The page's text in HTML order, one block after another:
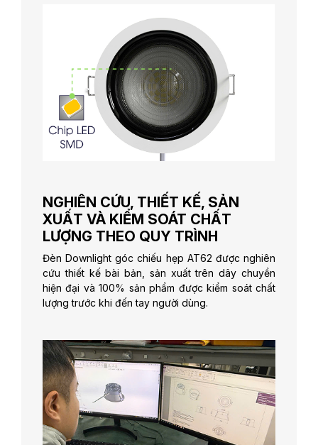
NGHIÊN CỨU, THIẾT KẾ, SẢN
XUẤT VÀ KIỂM SOÁT CHẤT
LƯỢNG THEO QUY TRÌNH
Đèn Downlight góc chiếu hẹp AT62 được nghiên
cứu thiết kế bài bản, sản xuất trên dây chuyền
hiện đại và 100% sản phẩm được kiểm soát chất
lượng trước khi đến tay người dùng.